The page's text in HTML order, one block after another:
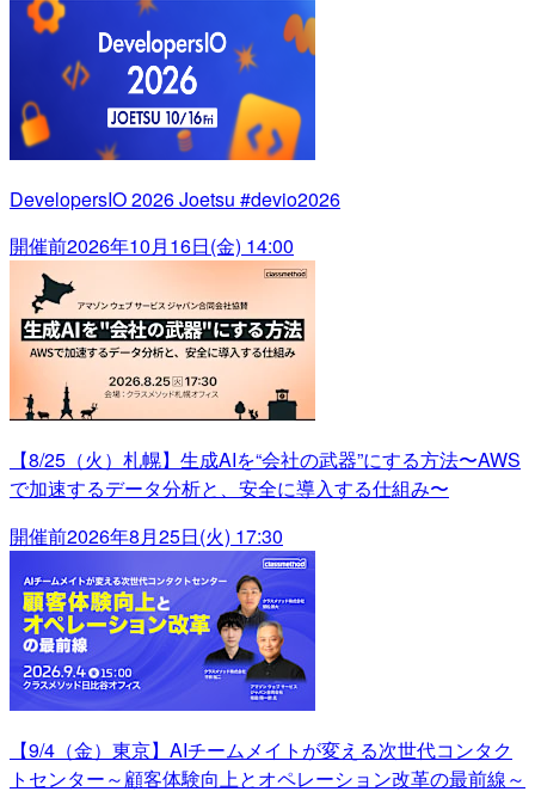
DevelopersIO 2026 Joetsu #devio2026
開催前2026年10月16日(金) 14:00
【8/25（火）札幌】生成AIを“会社の武器”にする方法〜AWS
で加速するデータ分析と、安全に導入する仕組み〜
開催前2026年8月25日(火) 17:30
【9/4（金）東京】AIチームメイトが変える次世代コンタク
トセンター～顧客体験向上とオペレーション改革の最前線～